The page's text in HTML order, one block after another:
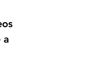
a